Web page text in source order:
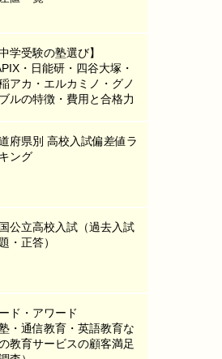
中学受験の塾選び】
・日能研・四谷大塚・
アカ・エルカミノ・グノ
ルの特徴・費用と合格力
府県別 高校入試偏差値ラ
ング
公立高校入試（過去入試
・正答）
ド・アワード
塾・通信教育・英語教育な
教育サービスの顧客満足